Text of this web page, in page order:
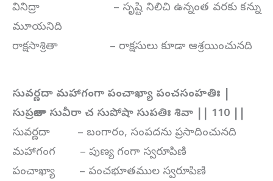
వినిద్రా – సృష్టి నిలిచి ఉన్నంత వరకు కన్ను
మూయనిది
రాక్షసాశ్రితా – రాక్షసులు కూడా ఆశ్రయించునది
సువర్ణదా మహాగంగా పంచాఖ్యా పంచసంహతిః |
సుప్రజాతా సువీరా చ సుపోషా సుపతిః శివా || 110 ||
సువర్ణదా – బంగారం, సంపదను ప్రసాదించునది
మహాగంగ – పుణ్య గంగా స్వరూపిణి
పంచాఖ్యా – పంచభూతముల స్వరూపిణి